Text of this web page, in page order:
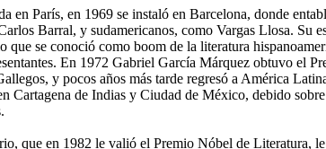
en París, en 1969 se instaló en Barcelona, donde
Barral, y sudamericanos, como Vargas Llosa. Su
que se conoció como boom de la literatura
En 1972 Gabriel García Márquez obtuvo el
y pocos años más tarde regresó a América
Cartagena de Indias y Ciudad de México, debido
que en 1982 le valió el Premio Nóbel de Literatura,